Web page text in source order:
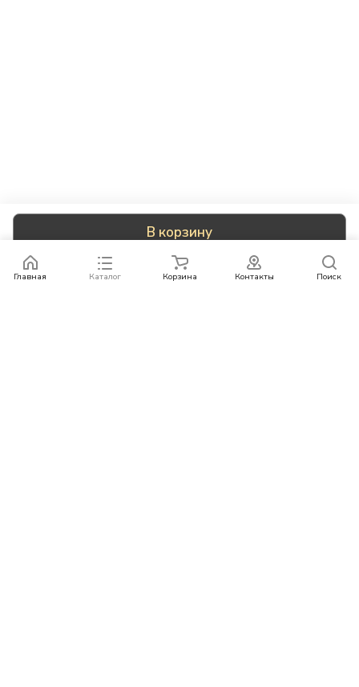
В корзину
Главная Каталог Корзина Контакты Поиск